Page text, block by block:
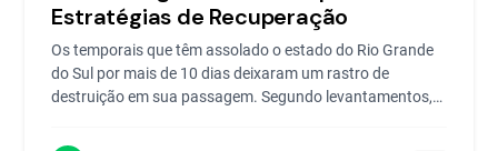
Estratégias de Recuperação
Os temporais que têm assolado o estado do Rio Grande
do Sul por mais de 10 dias deixaram um rastro de
destruição em sua passagem. Segundo levantamentos,